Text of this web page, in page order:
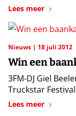
Lees meer
Nieuws 18 juli 2012
Win een
3FM-DJ Giel
Truckstar
Lees meer